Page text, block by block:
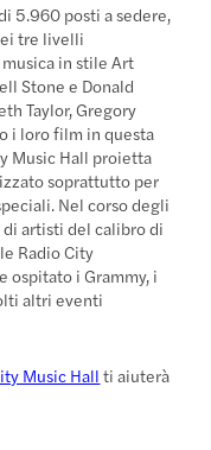
5.960 posti a sedere,
tre livelli
in stile Art
Stone e Donald
Taylor, Gregory
i loro film in questa
Music Hall proietta
soprattutto per
Nel corso degli
artisti del calibro di
Radio City
ospitato i Grammy, i
altri eventi
Music Hallti aiuterà